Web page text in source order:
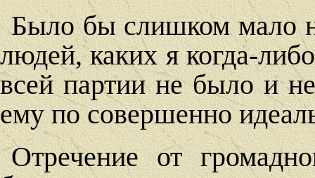
Было бы слишком мало
людей, каких я когда-
всей партии не было и
ему по совершенно
Отречение от